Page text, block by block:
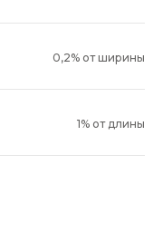
0,2% от ширины
1% от длины